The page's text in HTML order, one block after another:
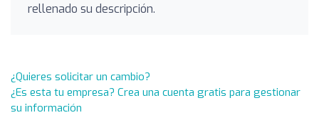
rellenado su descripción.
¿Quieres solicitar un cambio?
¿Es esta tu empresa? Crea una cuenta gratis para gestionar
su información